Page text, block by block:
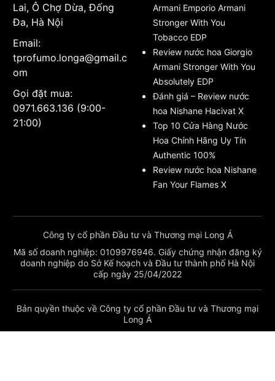
Lai, Ô Chợ Dừa, Đống
Đa, Hà Nội
Email:
tprofumo.longa@gmail.c
om
Gọi đặt mua:
0971.663.136 (9:00-
21:00)
Armani Emporio Armani
Stronger With You
Tobacco EDP
Review nước hoa Giorgio
Armani Stronger With You
Absolutely EDP
Đánh giá – Review nước
hoa Nishane Hacivat X
Top 10 Cửa Hàng Nước
Hoa Chính Hãng Uy Tín
Authentic 100%
Review nước hoa Nishane
Fan Your Flames X
Công ty cổ phần Đầu tư và Thương mại Long Á
Mã số doanh nghiệp: 0109976946. Giấy chứng nhận đăng ký
doanh nghiệp do Sở Kế hoạch và Đầu tư thành phố Hà Nội
cấp ngày 25/04/2022
Bản quyền thuộc về Công ty cổ phần Đầu tư và Thương mại
Long Á